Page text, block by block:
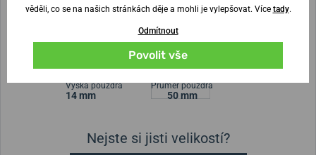
Výška pouzdra
14 mm
Průměr pouzdra
50 mm
Nejste si jisti velikostí?
věděli, co se na našich stránkách děje a mohli je vylepšovat. Více tady.
Odmítnout
Povolit vše